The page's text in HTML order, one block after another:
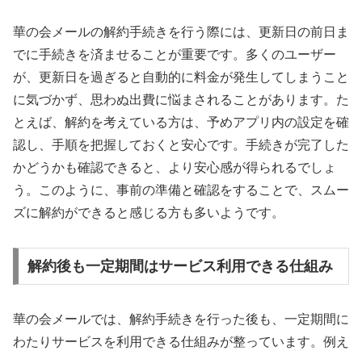
華の会メールの解約手続きを行う際には、更新日の前日ま
でに手続きを済ませることが重要です。多くのユーザー
が、更新日を過ぎると自動的に料金が発生してしまうこと
に気づかず、思わぬ出費に悩まされることがあります。た
とえば、解約を考えている方は、予めアプリ内の設定を確
認し、手順を把握しておくと安心です。手続きが完了した
かどうかも確認できると、より安心感が得られるでしょ
う。このように、事前の準備と確認をすることで、スムー
ズに解約ができると感じる方も多いようです。
解約後も一定期間はサービス利用できる仕組み
華の会メールでは、解約手続きを行った後も、一定期間に
わたりサービスを利用できる仕組みが整っています。例え